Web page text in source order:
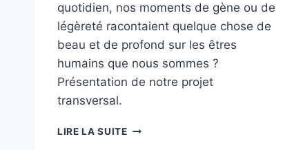
quotidien, nos moments de gène ou de
légèreté racontaient quelque chose de
beau et de profond sur les êtres
humains que nous sommes ?
Présentation de notre projet
transversal.
LIRE LA SUITE LES